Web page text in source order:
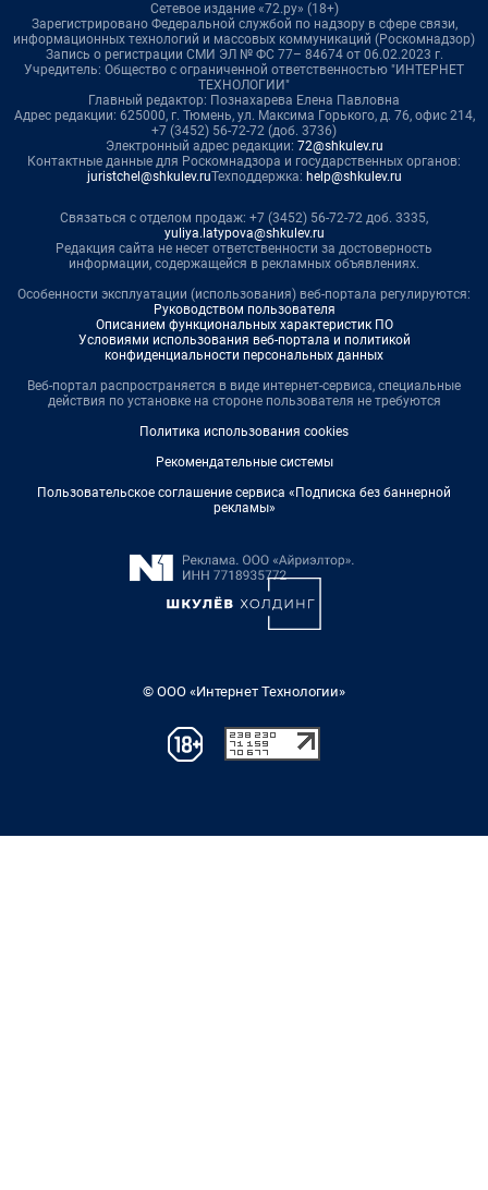
Сетевое издание «72.ру» (18+)
Зарегистрировано Федеральной службой по надзору в сфере связи,
информационных технологий и массовых коммуникаций (Роскомнадзор)
Запись о регистрации СМИ ЭЛ № ФС 77– 84674 от 06.02.2023 г.
Учредитель: Общество с ограниченной ответственностью "ИНТЕРНЕТ
ТЕХНОЛОГИИ"
Главный редактор: Познахарева Елена Павловна
Адрес редакции: 625000, г. Тюмень, ул. Максима Горького, д. 76, офис 214,
+7 (3452) 56-72-72 (доб. 3736)
Электронный адрес редакции: 72@shkulev.ru
Контактные данные для Роскомнадзора и государственных органов:
juristchel@shkulev.ruТехподдержка: help@shkulev.ru
Связаться с отделом продаж: +7 (3452) 56-72-72 доб. 3335,
yuliya.latypova@shkulev.ru
Редакция сайта не несет ответственности за достоверность
информации, содержащейся в рекламных объявлениях.
Особенности эксплуатации (использования) веб-портала регулируются:
Руководством пользователя
Описанием функциональных характеристик ПО
Условиями использования веб-портала и политикой
конфиденциальности персональных данных
Веб-портал распространяется в виде интернет-сервиса, специальные
действия по установке на стороне пользователя не требуются
Политика использования cookies
Рекомендательные системы
Пользовательское соглашение сервиса «Подписка без баннерной
рекламы»
© ООО «Интернет Технологии»